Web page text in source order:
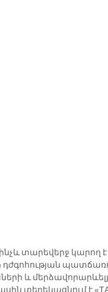
դժգոհության
և
տեղեկացնում է